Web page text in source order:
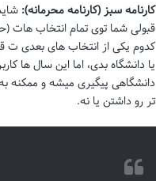
کارنامه سبز (کارنامه محرمانه):
قبولی شما توی تمام انتخاب هات
کدوم یکی از انتخاب های بعدی ت
یا دانشگاه بدی، اما این سال ها
دانشگاهی پیگیری میشه و ممکنه
تر رو داشتن یا نه.